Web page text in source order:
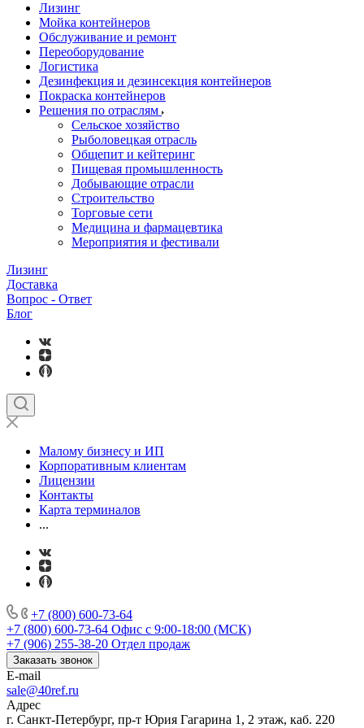
Лизинг
Мойка контейнеров
Обслуживание и ремонт
Переоборудование
Логистика
Дезинфекция и дезинсекция контейнеров
Покраска контейнеров
Решения по отраслям
Сельское хозяйство
Рыболовецкая отрасль
Общепит и кейтеринг
Пищевая промышленность
Добывающие отрасли
Строительство
Торговые сети
Медицина и фармацевтика
Мероприятия и фестивали
Лизинг
Доставка
Вопрос - Ответ
Блог
Малому бизнесу и ИП
Корпоративным клиентам
Лицензии
Контакты
Карта терминалов
...
+7 (800) 600-73-64
+7 (800) 600-73-64 Офис с 9:00-18:00 (МСК)
+7 (906) 255-38-20 Отдел продаж
Заказать звонок
E-mail
sale@40ref.ru
Адрес
г. Санкт-Петербург, пр-т Юрия Гагарина 1, 2 этаж, каб. 220